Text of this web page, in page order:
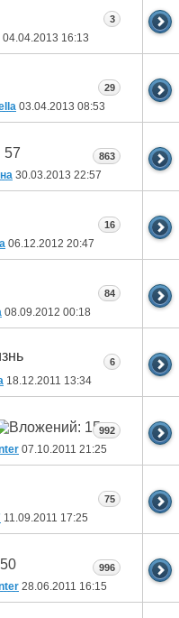
04.04.2013 16:13
3
03.04.2013 08:53
29
30.03.2013 22:57
863
06.12.2012 20:47
16
08.09.2012 00:18
84
18.12.2011 13:34
6
07.10.2011 21:25
992
11.09.2011 17:25
75
28.06.2011 16:15
996